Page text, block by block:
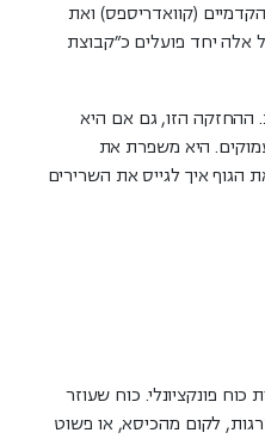
(קוואדריספס) ואת
אלה יחד פועלים כ"קבוצת
ההחזקה הזו, גם אם היא
היא משפרת את
הגוף איך לגייס את השרירים
פונקציונלי. כוח שעוזר
לקום מהכיסא, או פשוט